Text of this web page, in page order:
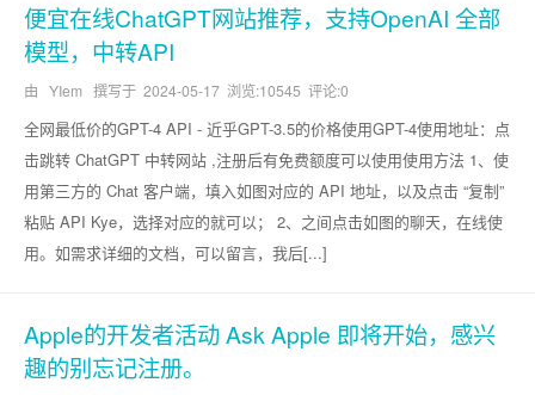
便宜在线ChatGPT网站推荐，支持OpenAI 全部
模型，中转API
由 YIem 撰写于 2024-05-17 浏览:10545 评论:0
全网最低价的GPT-4 API - 近乎GPT-3.5的价格使用GPT-4使用地址：点
击跳转 ChatGPT 中转网站 ,注册后有免费额度可以使用使用方法 1、使
用第三方的 Chat 客户端，填入如图对应的 API 地址，以及点击 “复制”
粘贴 API Kye，选择对应的就可以； 2、之间点击如图的聊天，在线使
用。如需求详细的文档，可以留言，我后[...]
Apple的开发者活动 Ask Apple 即将开始，感兴
趣的别忘记注册。